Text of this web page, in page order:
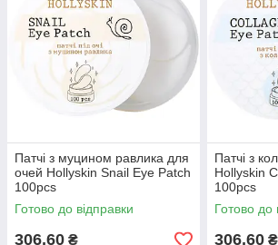
Патчі з муцином равлика для
очей Hollyskin Snail Eye Patch
100pcs
Готово до відправки
306,60 ₴
Патчі з
Hollyskin
100pcs
Готово до
306,60 ₴